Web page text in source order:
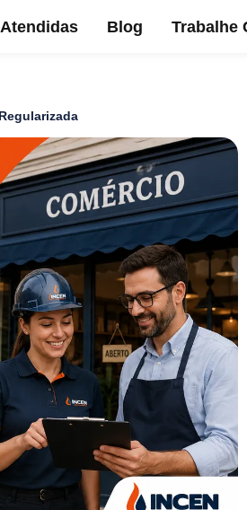
Blog Trabalhe